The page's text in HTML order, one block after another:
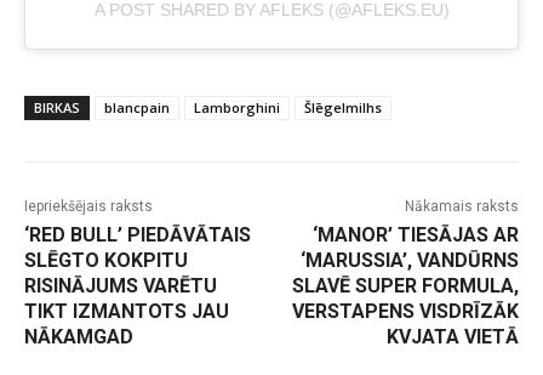
A POST SHARED BY AFLEKS (@AFLEKS.EU)
BIRKAS blancpain Lamborghini Šlēgelmilhs
Iepriekšējais raksts
‘RED BULL’ PIEDĀVĀTAIS
SLĒGTO KOKPITU
RISINĀJUMS VARĒTU
TIKT IZMANTOTS JAU
NĀKAMGAD
Nākamais raksts
‘MANOR’ TIESĀJAS AR
‘MARUSSIA’, VANDŪRNS
SLAVĒ SUPER FORMULA,
VERSTAPENS VISDRĪZĀK
KVJATA VIETĀ